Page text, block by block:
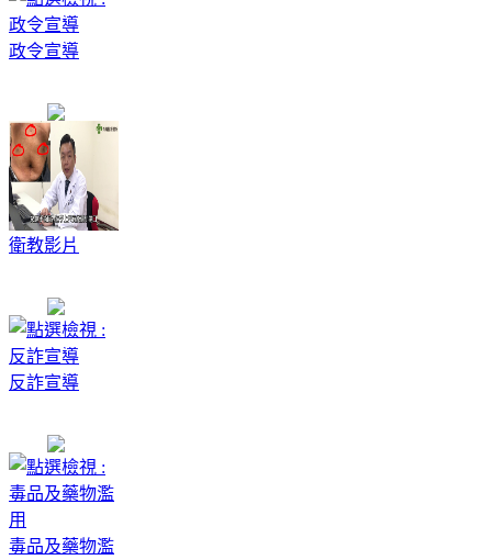
政令宣導
衛教影片
反詐宣導
毒品及藥物濫